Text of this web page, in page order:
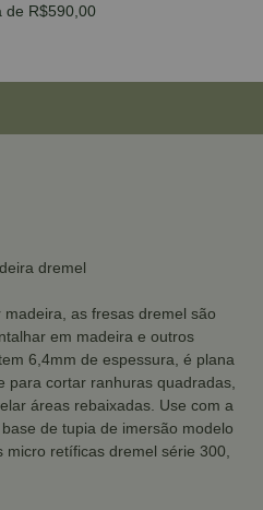
de R$590,00
dremel
as fresas dremel são
em madeira e outros
6,4mm de espessura, é plana
para cortar ranhuras quadradas,
áreas rebaixadas. Use com a
de tupia de imersão modelo
retíficas dremel série 300,